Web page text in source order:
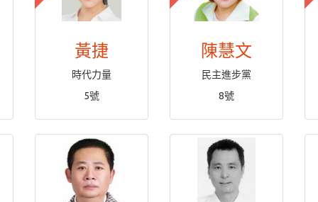
黃捷
時代力量
5號
陳慧文
民主進步黨
8號